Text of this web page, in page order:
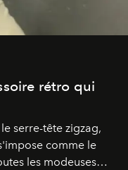
rétro qui
serre-tête zigzag,
comme le
les modeuses